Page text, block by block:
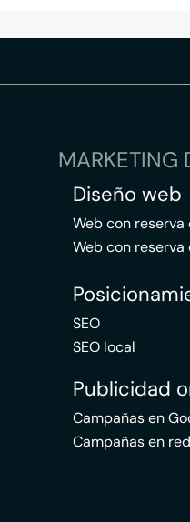
MARKETING
Diseño web
Web con reserva
Web con reserva
SEO
SEO local
Publicidad
Campañas en
Campañas en